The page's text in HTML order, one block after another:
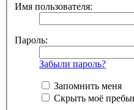
Имя пользователя:
Пароль:
Забыли пароль?
Запомнить меня
Скрыть моё